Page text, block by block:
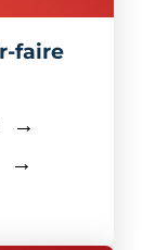
faire